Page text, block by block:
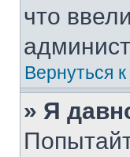
что
Вернуться
» Я